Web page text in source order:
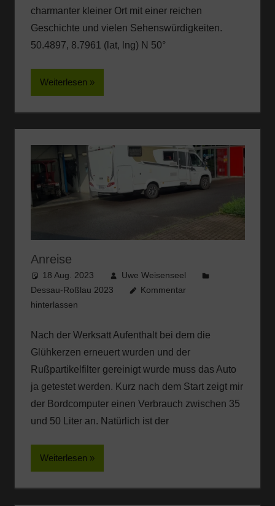
charmanter kleiner Ort mit einer reichen
Geschichte und vielen Sehenswürdigkeiten.
50.4897, 8.7961 (lat, lng) N 50°
Weiterlesen
Anreise
18 Aug. 2023
Uwe Weisenseel
Dessau-Roßlau 2023
Kommentar
hinterlassen
Nach der Werksatt Aufenthalt bei dem die
Glühkerzen erneuert wurden und der
Rußpartikelfilter gereinigt wurde muss das Auto
ja getestet werden. Kurz nach dem Start zeigt mir
der Bordcomputer einen Verbrauch zwischen 35
und 50 Liter an. Natürlich ist der
Weiterlesen